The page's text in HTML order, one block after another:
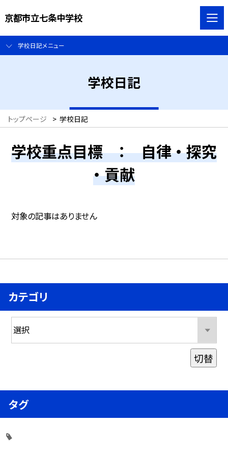
京都市立七条中学校
学校日記メニュー
学校日記
トップページ > 学校日記
学校重点目標 ： 自律 ・ 探究
・ 貢献
対象の記事はありません
カテゴリ
切替
タグ